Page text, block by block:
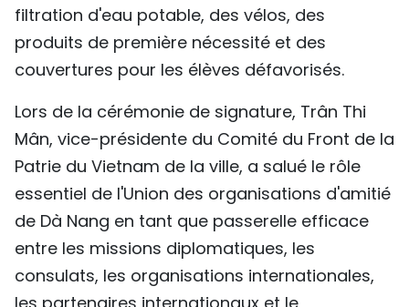
filtration d'eau potable, des vélos, des
produits de première nécessité et des
couvertures pour les élèves défavorisés.
Lors de la cérémonie de signature, Trân Thi
Mân, vice-présidente du Comité du Front de la
Patrie du Vietnam de la ville, a salué le rôle
essentiel de l'Union des organisations d'amitié
de Dà Nang en tant que passerelle efficace
entre les missions diplomatiques, les
consulats, les organisations internationales,